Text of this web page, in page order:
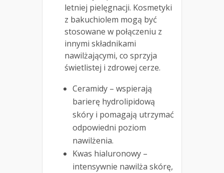
letniej pielęgnacji. Kosmetyki
z bakuchiolem mogą być
stosowane w połączeniu z
innymi składnikami
nawilżającymi, co sprzyja
świetlistej i zdrowej cerze.
Ceramidy – wspierają
barierę hydrolipidową
skóry i pomagają utrzymać
odpowiedni poziom
nawilżenia.
Kwas hialuronowy –
intensywnie nawilża skórę,